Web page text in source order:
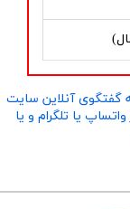
گفتگوی آنلاین سایت
پایین صفحه) و یا شماره 09152458635 در واتساپ یا تلگرام و یا